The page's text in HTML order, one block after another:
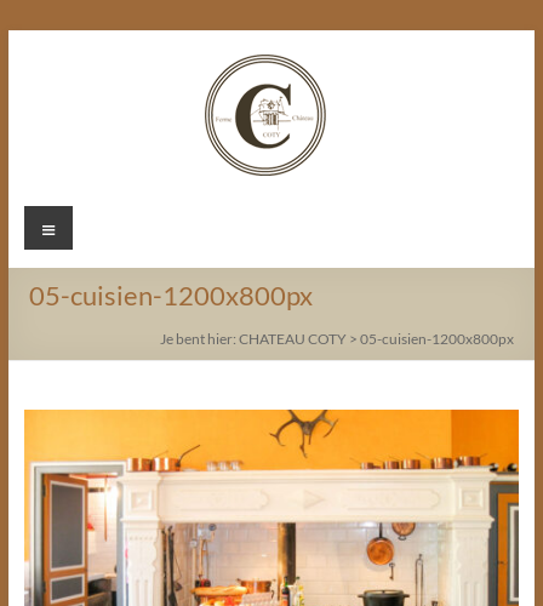
Chateau
Coty
Menu
05-cuisien-1200x800px
Je bent hier: CHATEAU COTY > 05-cuisien-1200x800px